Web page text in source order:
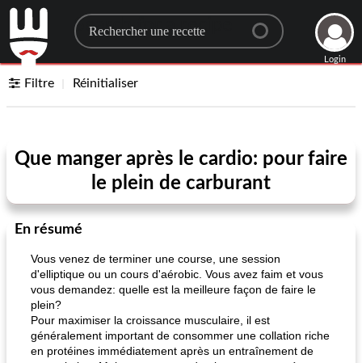
Search for a recipe
Login
Filtre Réinitialiser
Que manger après le cardio: pour faire
le plein de carburant
En résumé
Vous venez de terminer une course, une session
d'elliptique ou un cours d'aérobic. Vous avez faim et vous
vous demandez: quelle est la meilleure façon de faire le
plein?
Pour maximiser la croissance musculaire, il est
généralement important de consommer une collation riche
en protéines immédiatement après un entraînement de